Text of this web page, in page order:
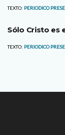
TEXTO: PERIODICO
Sólo Cristo es
TEXTO: PERIODICO